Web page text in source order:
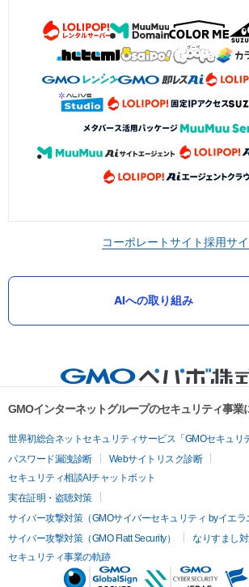
コーポレートサイト採用サ
AIへの取り組み
GMOインターネットグループのセキュリティ事業
世界初総合ネットセキュリティサービス「GMOセキュリ
パスワード漏洩診断
Webサイトリスク診断
セキュリティ相談AIチャットボット
実在証明・盗聴対策
サイバー攻撃対策（GMOサイバーセキュリティ byイエラ
サイバー攻撃対策（GMO Flatt Security）
なりすまし
セキュリティ事業の軌跡